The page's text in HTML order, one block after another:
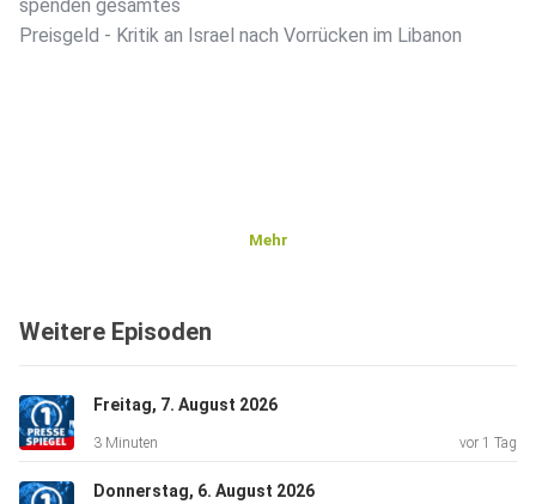
spenden gesamtes
Preisgeld - Kritik an Israel nach Vorrücken im Libanon
Mehr
Weitere Episoden
Freitag, 7. August 2026
3 Minuten vor 1 Tag
Donnerstag, 6. August 2026